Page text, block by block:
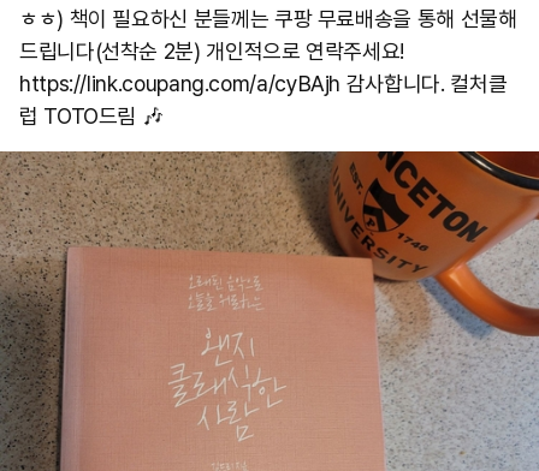
ㅎㅎ) 책이 필요하신 분들께는 쿠팡 무료배송을 통해 선물해
드립니다(선착순 2분) 개인적으로 연락주세요!
https://link.coupang.com/a/cyBAjh 감사합니다. 컬처클
럽 TOTO드림 🎶